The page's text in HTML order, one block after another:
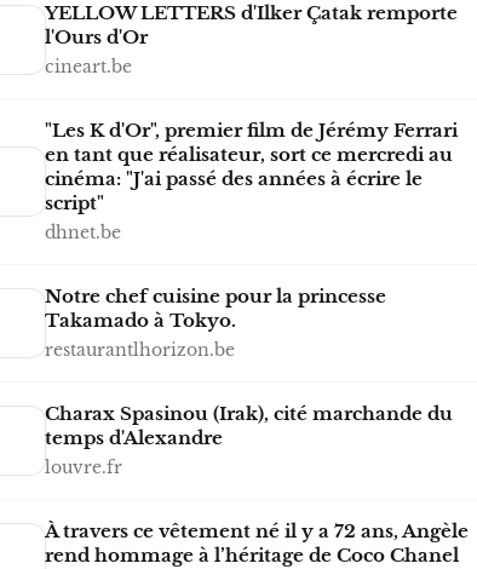
YELLOW LETTERS d'Ilker Çatak remporte
l'Ours d'Or
cineart.be
"Les K d'Or", premier film de Jérémy Ferrari
en tant que réalisateur, sort ce mercredi au
cinéma: "J'ai passé des années à écrire le
script"
dhnet.be
Notre chef cuisine pour la princesse
Takamado à Tokyo.
restaurantlhorizon.be
Charax Spasinou (Irak), cité marchande du
temps d'Alexandre
louvre.fr
À travers ce vêtement né il y a 72 ans, Angèle
rend hommage à l’héritage de Coco Chanel